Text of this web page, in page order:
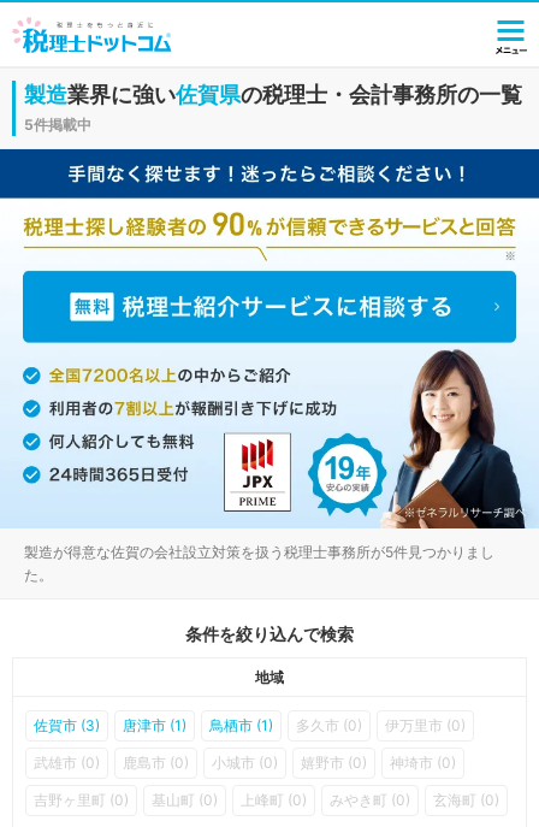
製造業界に強い佐賀県の税理士・会計事務所の一覧
5件掲載中
製造が得意な佐賀の会社設立対策を扱う税理士事務所が5件見つかりまし
た。
条件を絞り込んで検索
地域
佐賀市 (3) 唐津市 (1) 鳥栖市 (1) 多久市 (0) 伊万里市 (0)
武雄市 (0) 鹿島市 (0) 小城市 (0) 嬉野市 (0) 神埼市 (0)
吉野ヶ里町 (0) 基山町 (0) 上峰町 (0) みやき町 (0) 玄海町 (0)